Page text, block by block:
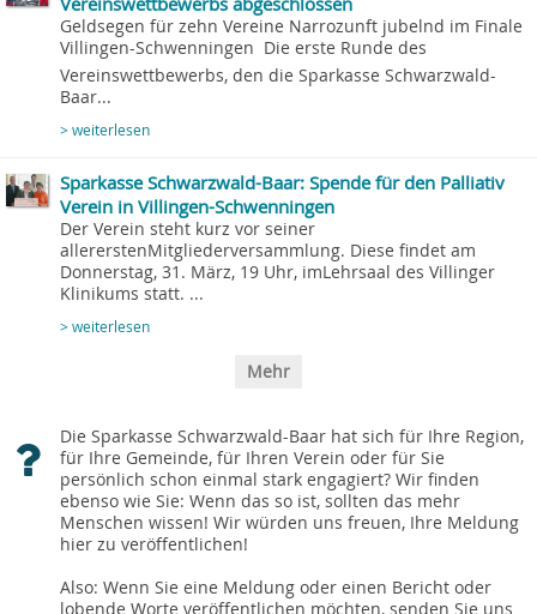
Geldsegen für zehn Vereine Narrozunft jubelnd im Finale
Villingen-Schwenningen  Die erste Runde des
Vereinswettbewerbs, den die Sparkasse Schwarzwald-
Baar...
> weiterlesen
Sparkasse Schwarzwald-Baar: Spende für den Palliativ
Verein in Villingen-Schwenningen
Der Verein steht kurz vor seiner
allererstenMitgliederversammlung. Diese findet am
Donnerstag, 31. März, 19 Uhr, imLehrsaal des Villinger
Klinikums statt. ...
> weiterlesen
Mehr
Die Sparkasse Schwarzwald-Baar hat sich für Ihre Region,
für Ihre Gemeinde, für Ihren Verein oder für Sie
persönlich schon einmal stark engagiert? Wir finden
ebenso wie Sie: Wenn das so ist, sollten das mehr
Menschen wissen! Wir würden uns freuen, Ihre Meldung
hier zu veröffentlichen!
Also: Wenn Sie eine Meldung oder einen Bericht oder
lobende Worte veröffentlichen möchten, senden Sie uns